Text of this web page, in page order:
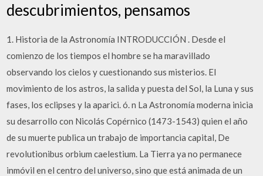
descubrimientos, pensamos
1. Historia de la Astronomía INTRODUCCIÓN . Desde el
comienzo de los tiempos el hombre se ha maravillado
observando los cielos y cuestionando sus misterios. El
movimiento de los astros, la salida y puesta del Sol, la Luna y sus
fases, los eclipses y la aparici. ó. n La Astronomía moderna inicia
su desarrollo con Nicolás Copérnico (1473-1543) quien el año
de su muerte publica un trabajo de importancia capital, De
revolutionibus orbium caelestium. La Tierra ya no permanece
inmóvil en el centro del universo, sino que está animada de un